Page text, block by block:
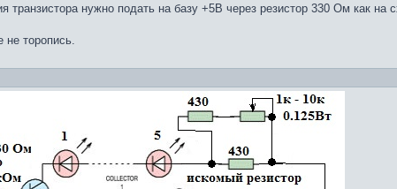
транзистора нужно подать на базу +5В через резистор 330 Ом как
не торопись.